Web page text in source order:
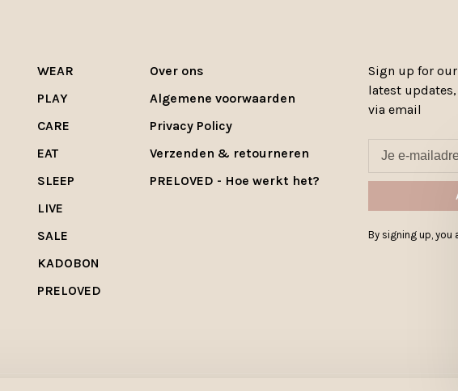
WEAR
PLAY
CARE
EAT
SLEEP
LIVE
SALE
KADOBON
PRELOVED
Over ons
Algemene voorwaarden
Privacy Policy
Verzenden & retourneren
PRELOVED - Hoe werkt het?
Sign up for
latest
via email
By signing up, you